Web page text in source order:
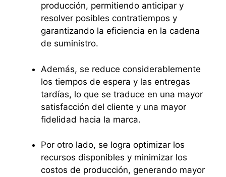
producción, permitiendo anticipar y
resolver posibles contratiempos y
garantizando la eficiencia en la cadena
de suministro.
Además, se reduce considerablemente
los tiempos de espera y las entregas
tardías, lo que se traduce en una mayor
satisfacción del cliente y una mayor
fidelidad hacia la marca.
Por otro lado, se logra optimizar los
recursos disponibles y minimizar los
costos de producción, generando mayor